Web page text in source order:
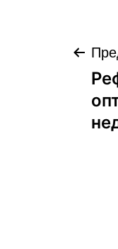
по